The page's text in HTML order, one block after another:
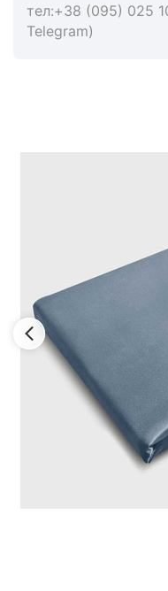
тел:+38 (095) 025
Telegram)